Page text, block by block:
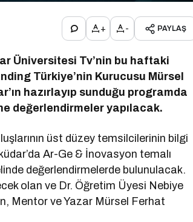
+ - PAYLAŞ
Üniversitesi Tv’nin bu haftaki
Türkiye’nin Kurucusu Mürsel
hazırlayıp sunduğu programda
değerlendirmeler yapılacak.
üst düzey temsilcilerinin bilgi
Ar-Ge & İnovasyon temalı
değerlendirmelerde bulunulacak.
olan ve Dr. Öğretim Üyesi Nebiye
Mentor ve Yazar Mürsel Ferhat